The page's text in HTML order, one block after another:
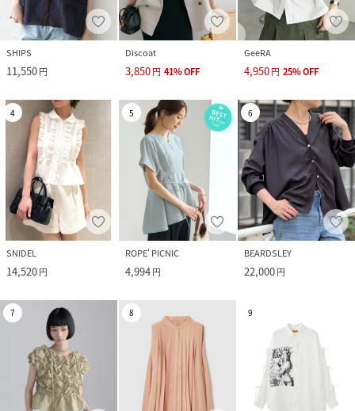
SHIPS
11,550円
Discoat
3,850円 41%OFF
GeeRA
4,950円 25%OFF
4
SNIDEL
14,520円
5
ROPE' PICNIC
4,994円
6
BEARDSLEY
22,000円
7 8 9